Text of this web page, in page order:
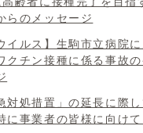
らのメッセージ
イルス】生駒市立病院
クチン接種に係る事故
対処措置」の延長に際
に事業者の皆様に向けて